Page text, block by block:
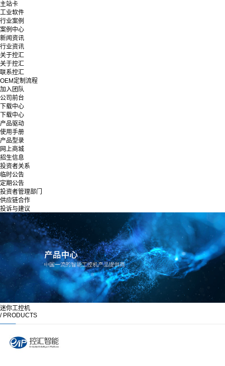
主站卡
工业软件
行业案例
案例中心
新闻资讯
行业资讯
关于控汇
关于控汇
联系控汇
OEM定制流程
加入团队
公司前台
下载中心
下载中心
产品驱动
使用手册
产品型录
网上商城
招生信息
投资者关系
临时公告
定期公告
投资者管理部门
供应链合作
投诉与建议
迷你工控机
/ PRODUCTS